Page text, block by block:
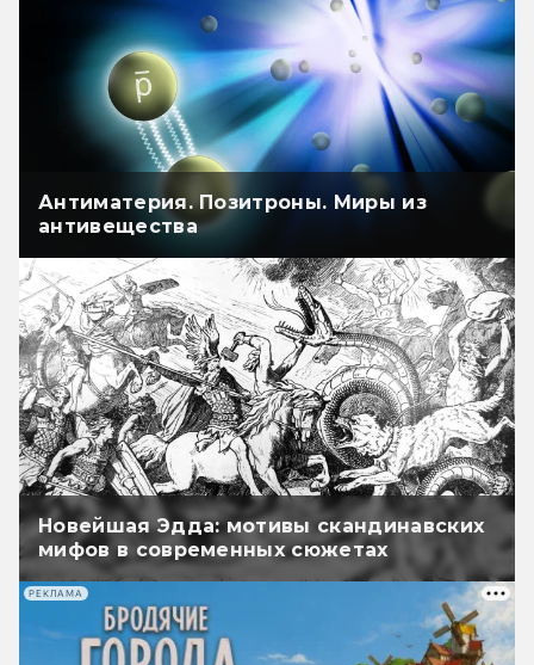
Антиматерия. Позитроны. Миры из
антивещества
Новейшая Эдда: мотивы скандинавских
мифов в современных сюжетах
РЕКЛАМА